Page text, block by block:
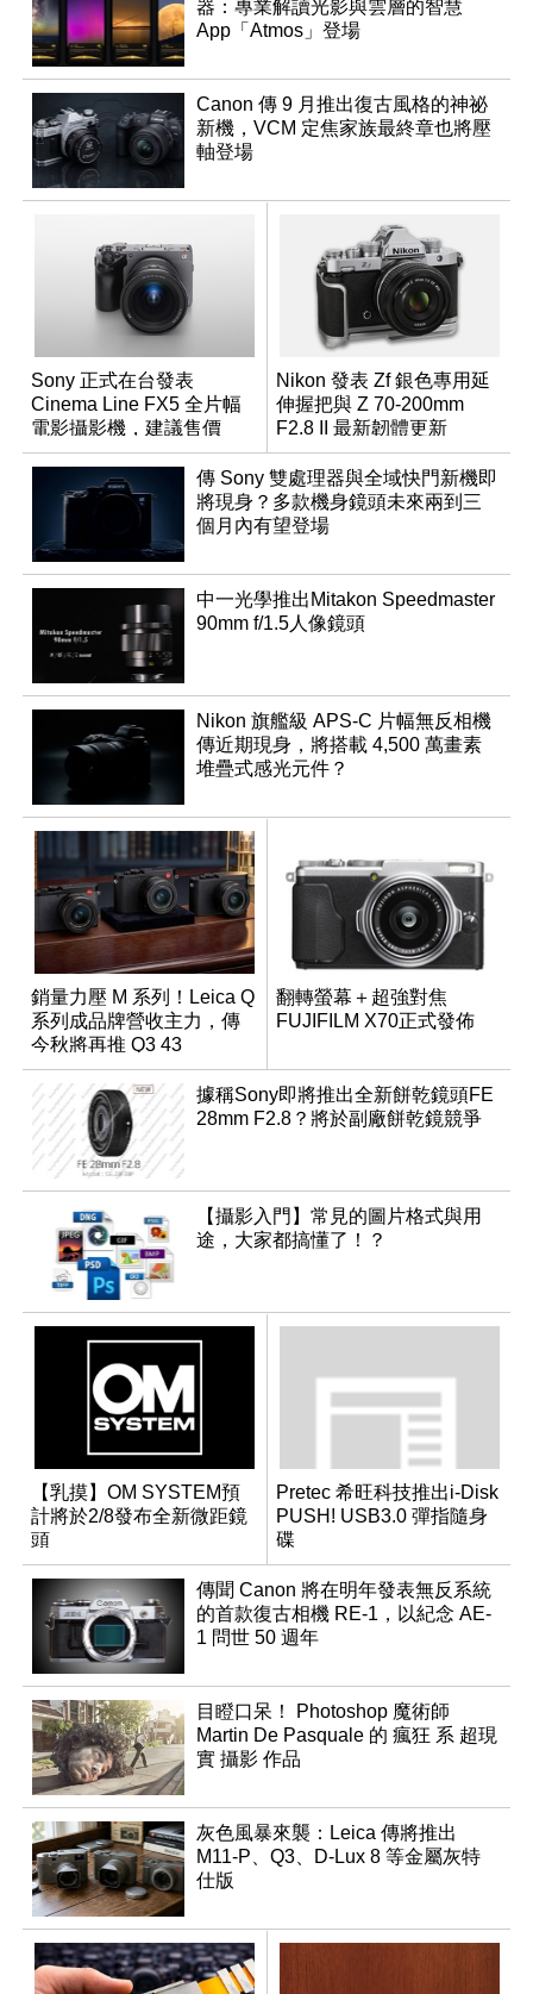
器：專業解讀光影與雲層的智慧
App「Atmos」登場
Canon 傳 9 月推出復古風格的神祕
新機，VCM 定焦家族最終章也將壓
軸登場
Sony 正式在台發表
Cinema Line FX5 全片幅
電影攝影機，建議售價
NT$144,980
Nikon 發表 Zf 銀色專用延
伸握把與 Z 70-200mm
F2.8 II 最新韌體更新
傳 Sony 雙處理器與全域快門新機即
將現身？多款機身鏡頭未來兩到三
個月內有望登場
中一光學推出Mitakon Speedmaster
90mm f/1.5人像鏡頭
Nikon 旗艦級 APS-C 片幅無反相機
傳近期現身，將搭載 4,500 萬畫素
堆疊式感光元件？
銷量力壓 M 系列！Leica Q
系列成品牌營收主力，傳
今秋將再推 Q3 43
Monochrom
翻轉螢幕＋超強對焦
FUJIFILM X70正式發佈
據稱Sony即將推出全新餅乾鏡頭FE
28mm F2.8？將於副廠餅乾鏡競爭
【攝影入門】常見的圖片格式與用
途，大家都搞懂了！？
【乳摸】OM SYSTEM預
計將於2/8發布全新微距鏡
頭
Pretec 希旺科技推出i-Disk
PUSH! USB3.0 彈指隨身
碟
傳聞 Canon 將在明年發表無反系統
的首款復古相機 RE-1，以紀念 AE-
1 問世 50 週年
目瞪口呆！ Photoshop 魔術師
Martin De Pasquale 的 瘋狂 系 超現
實 攝影 作品
灰色風暴來襲：Leica 傳將推出
M11-P、Q3、D-Lux 8 等金屬灰特
仕版